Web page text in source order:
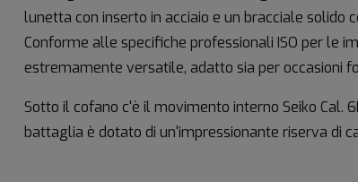
lunetta con inserto in acciaio e un bracciale solido
Conforme alle specifiche professionali ISO per le
estremamente versatile, adatto sia per occasioni
Sotto il cofano c'è il movimento interno Seiko Cal.
battaglia è dotato di un'impressionante riserva di